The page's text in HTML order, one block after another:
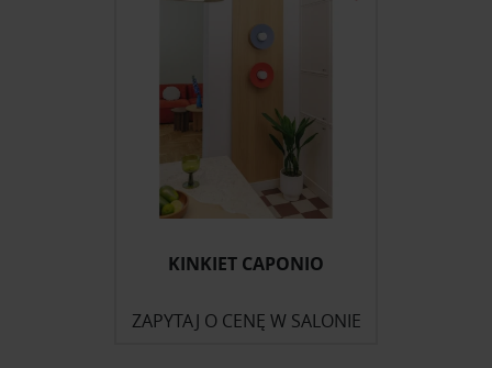
Partnerzy mogą połączyć te informacje z innymi danymi
otrzymanymi od Ciebie lub uzyskanymi podczas
korzystania z ich usług.
KINKIET CAPONIO
ZAPYTAJ O CENĘ W SALONIE